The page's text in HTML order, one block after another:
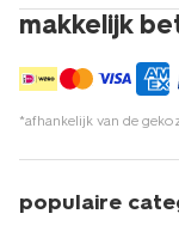
makkelijk
*afhankelijk van de
populaire